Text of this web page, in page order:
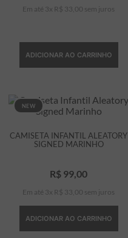
Em até 3 x R$ 33 00 sem juros
ADICIONAR AO CARRINHO
NEW
CAMISETA INFANTIL ALEATORY
SIGNED MARINHO
R$ 99 00
Em até 3 x R$ 33 00 sem juros
ADICIONAR AO CARRINHO